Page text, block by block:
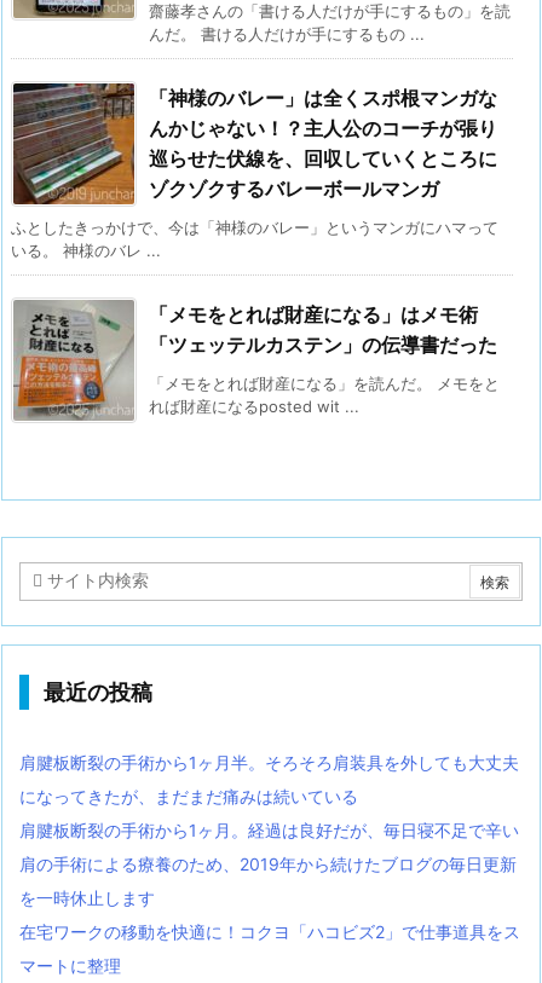
齋藤孝さんの「書ける人だけが手にするもの」を読
んだ。 書ける人だけが手にするもの ...
「神様のバレー」は全くスポ根マンガな
んかじゃない！？主人公のコーチが張り
巡らせた伏線を、回収していくところに
ゾクゾクするバレーボールマンガ
ふとしたきっかけで、今は「神様のバレー」というマンガにハマって
いる。 神様のバレ ...
「メモをとれば財産になる」はメモ術
「ツェッテルカステン」の伝導書だった
「メモをとれば財産になる」を読んだ。 メモをと
れば財産になるposted wit ...
最近の投稿
肩腱板断裂の手術から1ヶ月半。そろそろ肩装具を外しても大丈夫
になってきたが、まだまだ痛みは続いている
肩腱板断裂の手術から1ヶ月。経過は良好だが、毎日寝不足で辛い
肩の手術による療養のため、2019年から続けたブログの毎日更新
を一時休止します
在宅ワークの移動を快適に！コクヨ「ハコビズ2」で仕事道具をス
マートに整理